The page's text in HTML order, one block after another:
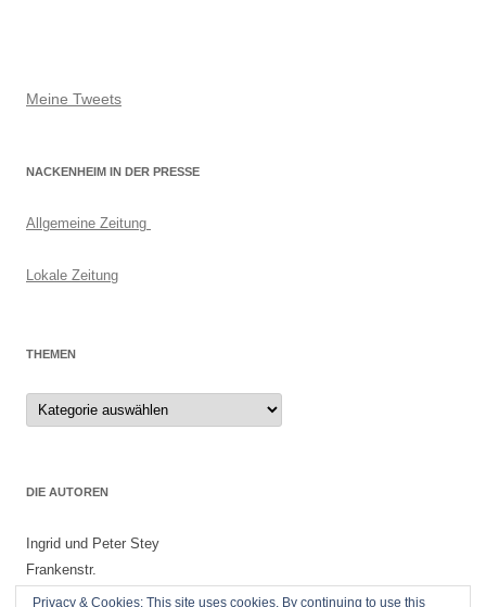
Meine Tweets
NACKENHEIM IN DER PRESSE
Allgemeine Zeitung
Lokale Zeitung
THEMEN
Themen
DIE AUTOREN
Ingrid und Peter Stey
Frankenstr.
55299 Nackenheim
Privacy & Cookies: This site uses cookies. By continuing to use this